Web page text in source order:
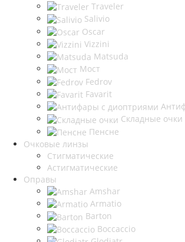
Traveler
Salivio
Oscar
Vizzini
Matsuda
Мост
Fedrov
Favarit
Складные очки
Пенсне
Очковые линзы
Стигматические
Астигматические
Оправы
Amshar
Armatio
Barton
Boccaccio